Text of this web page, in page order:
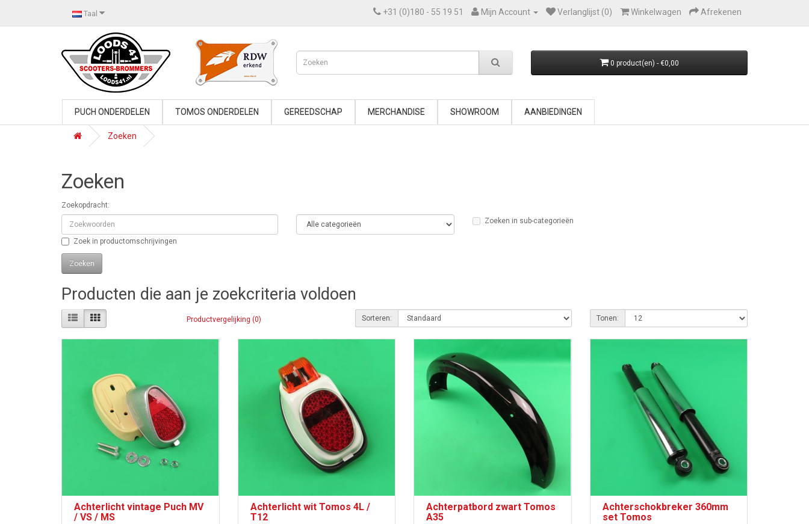
Taal +31 (0)180 - 55 19 51 Mijn Account Verlanglijst (0) Winkelwagen Afrekenen
0 product(en) - €0,00
PUCH ONDERDELEN TOMOS ONDERDELEN GEREEDSCHAP MERCHANDISE SHOWROOM AANBIEDINGEN
Zoeken
Zoeken
Zoekopdracht:
Zoeken in sub-categorieën
Zoek in productomschrijvingen
Producten die aan je zoekcriteria voldoen
Productvergelijking (0) Sorteren: Tonen:
Achterlicht vintage Puch MV
/ VS / MS
Achterlicht wit Tomos 4L /
T12
Achterpatbord zwart Tomos
A35
Achterschokbreker 360mm
set Tomos